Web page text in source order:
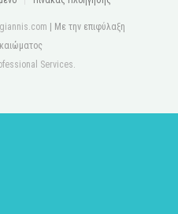
| Με την επιφύλαξη
Services